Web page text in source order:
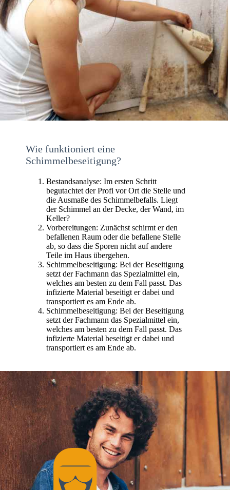
Wie funktioniert eine
Schimmelbeseitigung?
Bestandsanalyse: Im ersten Schritt
begutachtet der Profi vor Ort die Stelle und
die Ausmaße des Schimmelbefalls. Liegt
der Schimmel an der Decke, der Wand, im
Keller?
Vorbereitungen: Zunächst schirmt er den
befallenen Raum oder die befallene Stelle
ab, so dass die Sporen nicht auf andere
Teile im Haus übergehen.
Schimmelbeseitigung: Bei der Beseitigung
setzt der Fachmann das Spezialmittel ein,
welches am besten zu dem Fall passt. Das
infizierte Material beseitigt er dabei und
transportiert es am Ende ab.
Schimmelbeseitigung: Bei der Beseitigung
setzt der Fachmann das Spezialmittel ein,
welches am besten zu dem Fall passt. Das
infizierte Material beseitigt er dabei und
transportiert es am Ende ab.